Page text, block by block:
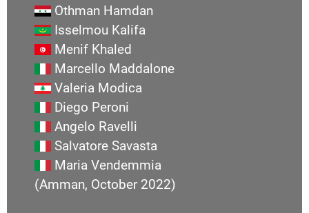
Othman Hamdan
Isselmou Kalifa
Menif Khaled
Marcello Maddalone
Valeria Modica
Diego Peroni
Angelo Ravelli
Salvatore Savasta
Maria Vendemmia
(Amman, October 2022)